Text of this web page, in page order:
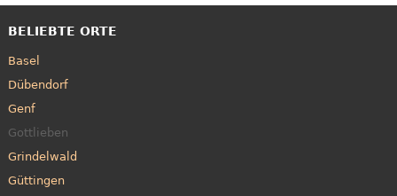
BELIEBTE ORTE
Basel
Dübendorf
Genf
Gottlieben
Grindelwald
Güttingen